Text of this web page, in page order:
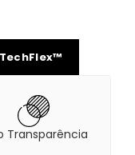
Transparência